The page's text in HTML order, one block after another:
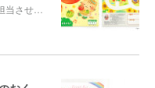
当させ…